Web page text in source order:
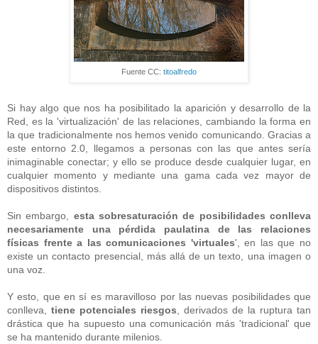
Fuente CC: titoalfredo
Si hay algo que nos ha posibilitado la aparición y desarrollo de la
Red, es la 'virtualización' de las relaciones, cambiando la forma en
la que tradicionalmente nos hemos venido comunicando. Gracias a
este entorno 2.0, llegamos a personas con las que antes sería
inimaginable conectar; y ello se produce desde cualquier lugar, en
cualquier momento y mediante una gama cada vez mayor de
dispositivos distintos.
Sin embargo, esta sobresaturación de posibilidades conlleva
necesariamente una pérdida paulatina de las relaciones
físicas frente a las comunicaciones 'virtuales', en las que no
existe un contacto presencial, más allá de un texto, una imagen o
una voz.
Y esto, que en sí es maravilloso por las nuevas posibilidades que
conlleva, tiene potenciales riesgos, derivados de la ruptura tan
drástica que ha supuesto una comunicación más 'tradicional' que
se ha mantenido durante milenios.